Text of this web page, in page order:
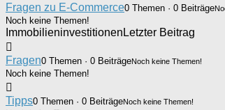
Fragen zu E-Commerce0 Themen · 0 Beiträge
Noch keine Themen!
Immobilieninvestitionen Letzter Beitrag
Fragen0 Themen · 0 BeiträgeNoch keine Themen!
Noch keine Themen!
Tipps0 Themen · 0 BeiträgeNoch keine Themen!